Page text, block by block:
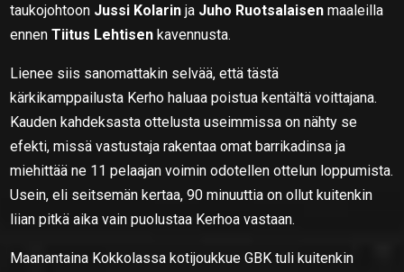
taukojohtoon Jussi Kolarin ja Juho Ruotsalaisen maaleilla
ennenTiitus Lehtisen kavennusta.
Lienee siis sanomattakin selvää, että tästä
kärkikamppailusta Kerho haluaa poistua kentältä voittajana.
Kauden kahdeksasta ottelusta useimmissa on nähty se
efekti, missä vastustaja rakentaa omat barrikadinsa ja
miehittää ne 11 pelaajan voimin odotellen ottelun loppumista.
Usein, eli seitsemän kertaa, 90 minuuttia on ollut kuitenkin
liian pitkä aika vain puolustaa Kerhoa vastaan.
Maanantaina Kokkolassa kotijoukkue GBK tuli kuitenkin